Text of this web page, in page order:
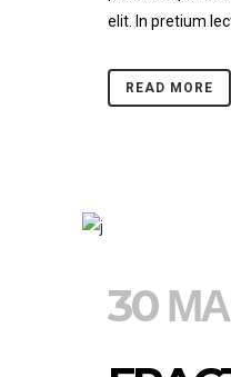
elit. In pretium
READ MORE
30